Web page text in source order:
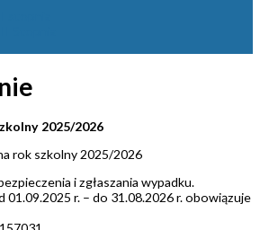
2025/2026
rok szkolny 2025/2026
i zgłaszania wypadku.
01.09.2025 r. – do 31.08.2026 r. obowiązuje